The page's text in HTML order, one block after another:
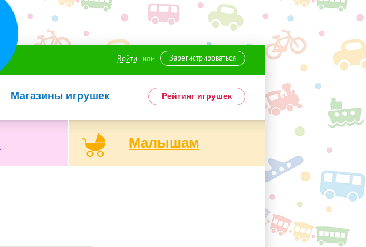
Войти или Зарегистрироваться
Магазины игрушек Рейтинг игрушек
Малышам